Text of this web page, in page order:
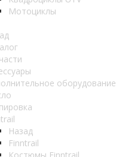
Мотоциклы
оборудование
Назад
Finntrail